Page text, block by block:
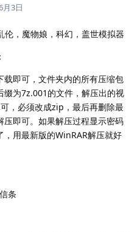
月3日
伦，魔物娘，科幻，盖世模拟器
即可，文件夹内的所有压缩包
为7z.001的文件，解压出的视
，必须改成zip，最后再删除最
压即可。如果解压过程显示密码
用最新版的WinRAR解压就好
条